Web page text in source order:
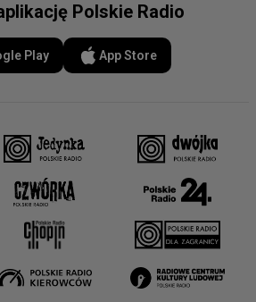
Polskie Radio
Play App Store